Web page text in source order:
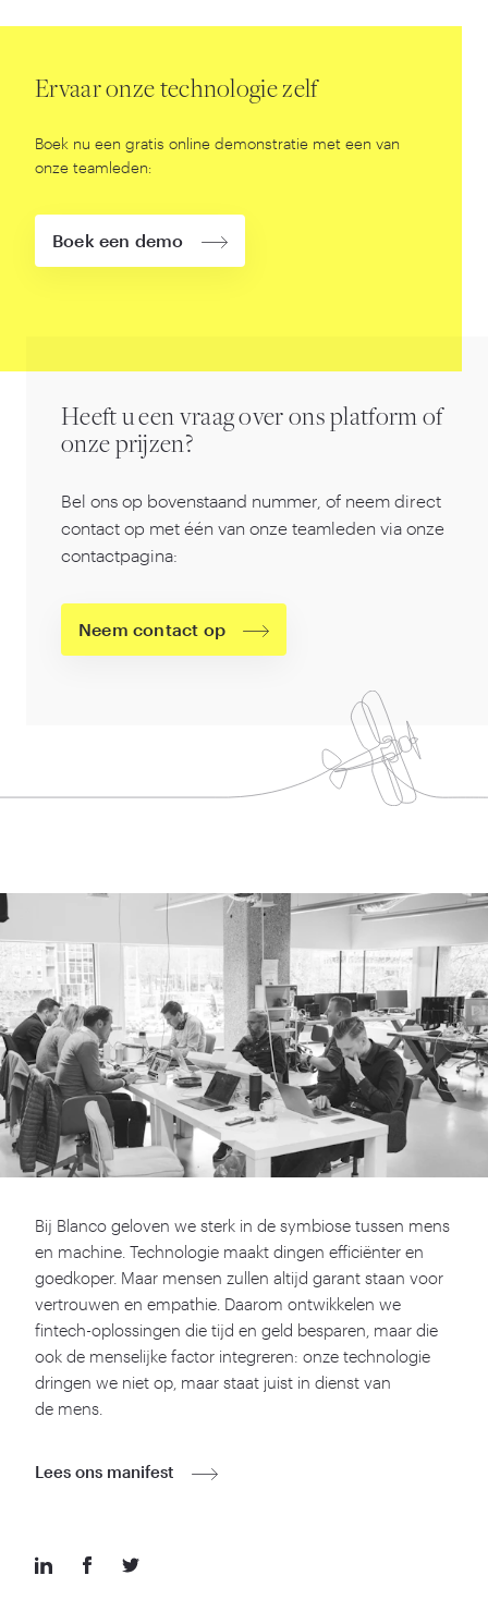
Ervaar onze technologie zelf
Boek nu een gratis online demonstratie met een van
onze teamleden:
Boek een demo
Heeft u een vraag over ons platform of
onze prijzen?
Bel ons op bovenstaand nummer, of neem direct
contact op met één van onze teamleden via onze
contactpagina:
Neem contact op
Bij Blanco geloven we sterk in de symbiose tussen mens
en machine. Technologie maakt dingen efficiënter en
goedkoper. Maar mensen zullen altijd garant staan voor
vertrouwen en empathie. Daarom ontwikkelen we
fintech-oplossingen die tijd en geld besparen, maar die
ook de menselijke factor integreren: onze technologie
dringen we niet op, maar staat juist in dienst van
de mens.
Lees ons manifest